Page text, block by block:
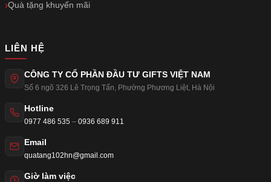
Quà tặng khuyến mãi
LIÊN HỆ
CÔNG TY CỔ PHẦN ĐẦU TƯ GIFTS VIỆT NAM
Số 6 ngõ 326 Lê Trọng Tấn, Phường Phương Liệt, Hà Nội
Hotline
0977 486 535 – 0936 689 911
Email
quatang102hn@gmail.com
Giờ làm việc